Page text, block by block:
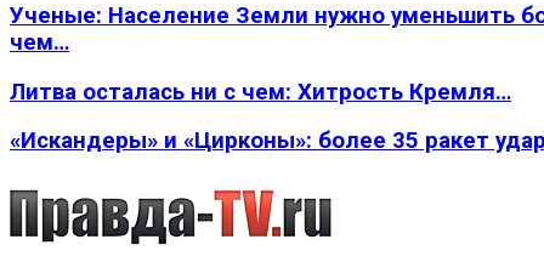
Ученые: Население Земли нужно уменьшить
чем…
Литва осталась ни с чем: Хитрость Кремля…
«Искандеры» и «Цирконы»: более 35 ракет